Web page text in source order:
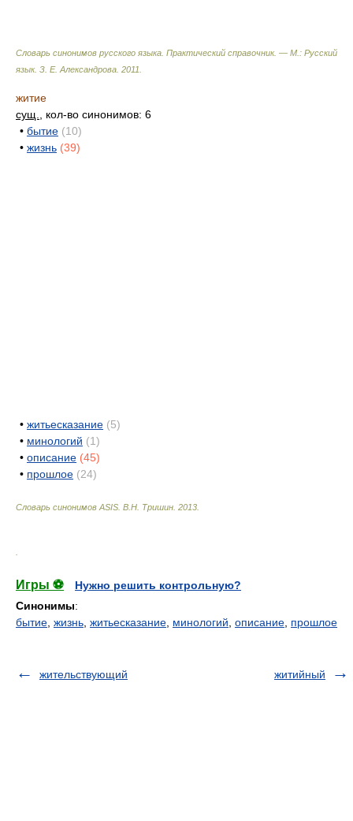
Словарь синонимов русского языка. Практический справочник. — М.: Русский
язык. З. Е. Александрова 2011
житие
сущ.
, кол-во синонимов: 6
• бытие (10)
• жизнь (39)
• житьесказание (5)
• минологий (1)
• описание (45)
• прошлое (24)
Словарь синонимов ASIS. В.Н. Тришин 2013
Игры ⚽
Нужно решить контрольную?
Синонимы:
бытие жизнь житьесказание минологий описание прошлое
жительствующий житийный